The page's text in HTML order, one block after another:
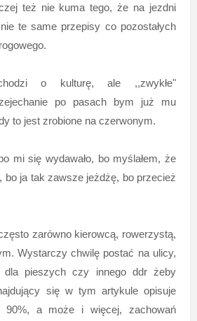
też nie kuma tego, że na jezdni
te same przepisy co pozostałych
o kulturę, ale ,,zwykłe"
po pasach bym już mu
to jest zrobione na czerwonym.
mi się wydawało, bo myślałem, że
bo ja tak zawsze jeżdżę, bo przecież
zarówno kierowcą, rowerzystą,
Wystarczy chwilę postać na ulicy,
pieszych czy innego ddr żeby
się w tym artykule opisuje
90%, a może i więcej, zachowań